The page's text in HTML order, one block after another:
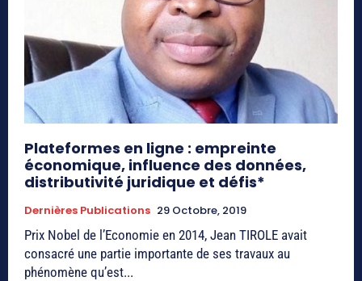
Plateformes en ligne : empreinte
économique, influence des données,
distributivité juridique et défis*
Dernières Publications 29 Octobre, 2019
Prix Nobel de l’Economie en 2014, Jean TIROLE avait
consacré une partie importante de ses travaux au
phénomène qu’est...